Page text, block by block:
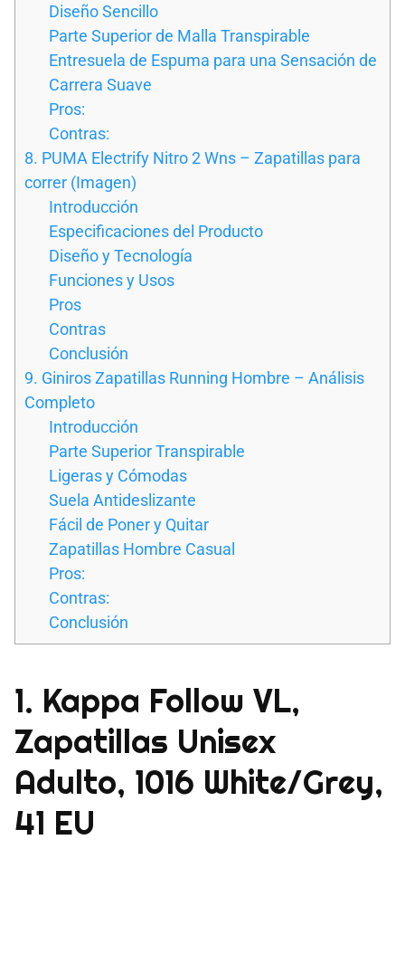
Diseño Sencillo
Parte Superior de Malla Transpirable
Entresuela de Espuma para una Sensación de
Carrera Suave
Pros:
Contras:
8. PUMA Electrify Nitro 2 Wns – Zapatillas para
correr (Imagen)
Introducción
Especificaciones del Producto
Diseño y Tecnología
Funciones y Usos
Pros
Contras
Conclusión
9. Giniros Zapatillas Running Hombre – Análisis
Completo
Introducción
Parte Superior Transpirable
Ligeras y Cómodas
Suela Antideslizante
Fácil de Poner y Quitar
Zapatillas Hombre Casual
Pros:
Contras:
Conclusión
1. Kappa Follow VL,
Zapatillas Unisex
Adulto, 1016 White/Grey,
41 EU